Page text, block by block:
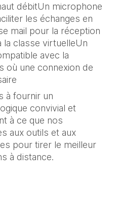
débitUn microphone
les échanges en
mail pour la réception
la classe virtuelleUn
avec la
où une connexion de
à fournir un
convivial et
à ce que nos
aux outils et aux
pour tirer le meilleur
à distance.